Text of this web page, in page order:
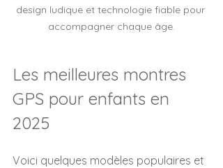
design ludique et technologie fiable pour
accompagner chaque âge.
Les meilleures montres
GPS pour enfants en
2025
Voici quelques modèles populaires et